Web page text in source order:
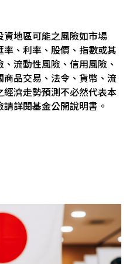
地區可能之風險如市場
率、利率、股價、指數或其
流動性風險、信用風險、
品交易、法令、貨幣、流
濟走勢預測不必然代表本
詳閱基金公開說明書。